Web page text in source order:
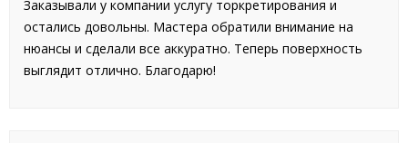
Заказывали у компании услугу торкретирования и
остались довольны. Мастера обратили внимание на
нюансы и сделали все аккуратно. Теперь поверхность
выглядит отлично. Благодарю!